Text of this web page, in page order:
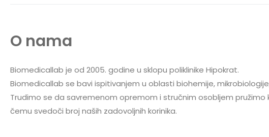
O nama
Biomedicallab je od 2005. godine u sklopu poliklinike Hipokrat.
Biomedicallab se bavi ispitivanjem u oblasti biohemije,
Trudimo se da savremenom opremom i stručnim osobljem
čemu svedoči broj naših zadovoljnih korinika.